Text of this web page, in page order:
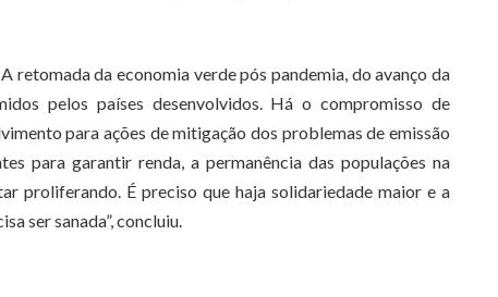
retomada da economia verde pós pandemia, do avanço da
pelos países desenvolvidos. Há o compromisso de
para ações de mitigação dos problemas de emissão
para garantir renda, a permanência das populações na
proliferando. É preciso que haja solidariedade maior e a
ser sanada”, concluiu.